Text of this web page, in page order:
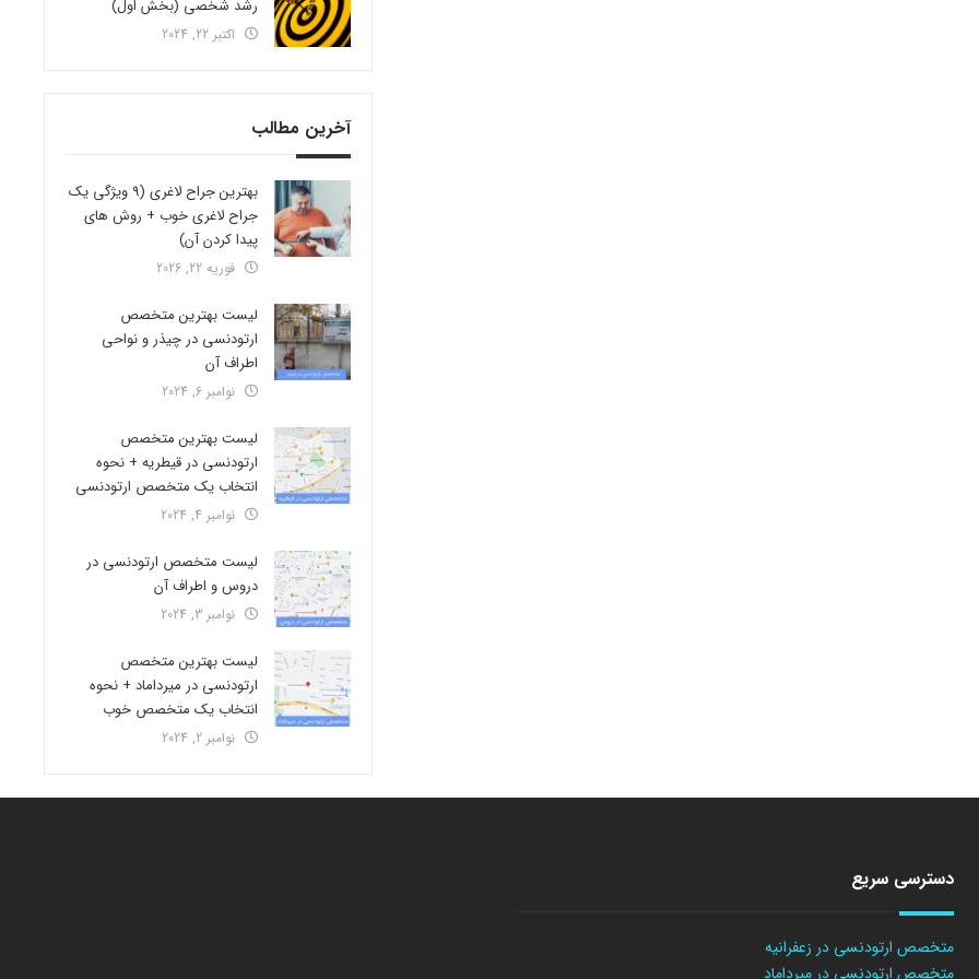
رشد شخصی (بخش اول)
اکتبر 22, 2024
آخرین مطالب
بهترین جراح لاغری (9 ویژگی یک
جراح لاغری خوب + روش های
پیدا کردن آن)
فوریه 22, 2026
لیست بهترین متخصص
ارتودنسی در چیذر و نواحی
اطراف آن
نوامبر 6, 2024
لیست بهترین متخصص
ارتودنسی در قیطریه + نحوه
انتخاب یک متخصص ارتودنسی
نوامبر 4, 2024
لیست متخصص ارتودنسی در
دروس و اطراف آن
نوامبر 3, 2024
لیست بهترین متخصص
ارتودنسی در میرداماد + نحوه
انتخاب یک متخصص خوب
نوامبر 2, 2024
دسترسی سریع
متخصص ارتودنسی در زعفرانیه
متخصص ارتودنسی در میرداماد